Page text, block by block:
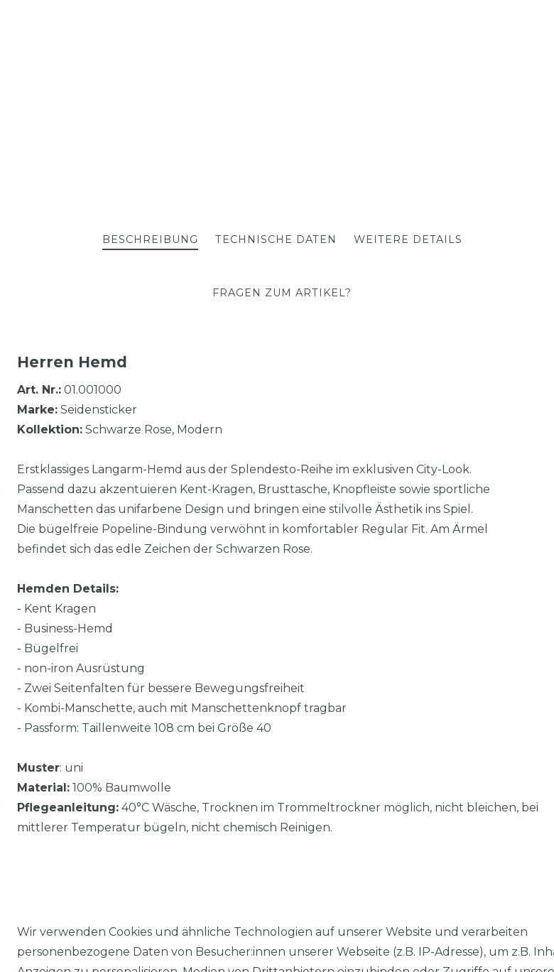
BESCHREIBUNG TECHNISCHE DATEN WEITERE DETAILS
FRAGEN ZUM ARTIKEL?
Herren Hemd
Art. Nr.: 01.001000
Marke: Seidensticker
Kollektion: Schwarze Rose, Modern
Erstklassiges Langarm-Hemd aus der Splendesto-Reihe im exklusiven City-Look.
Passend dazu akzentuieren Kent-Kragen, Brusttasche, Knopfleiste sowie sportliche
Manschetten das unifarbene Design und bringen eine stilvolle Ästhetik ins Spiel.
Die bügelfreie Popeline-Bindung verwöhnt in komfortabler Regular Fit. Am Ärmel
befindet sich das edle Zeichen der Schwarzen Rose.
Hemden Details:
- Kent Kragen
- Business-Hemd
- Bügelfrei
- non-iron Ausrüstung
- Zwei Seitenfalten für bessere Bewegungsfreiheit
- Kombi-Manschette, auch mit Manschettenknopf tragbar
- Passform: Taillenweite 108 cm bei Größe 40
Muster: uni
Material: 100% Baumwolle
Pflegeanleitung: 40°C Wäsche, Trocknen im Trommeltrockner möglich, nicht bleichen, bei
mittlerer Temperatur bügeln, nicht chemisch Reinigen.
Wir verwenden Cookies und ähnliche Technologien auf unserer Website und verarbeiten
personenbezogene Daten von Besucher:innen unserer Webseite (z.B. IP-Adresse), um z.B.